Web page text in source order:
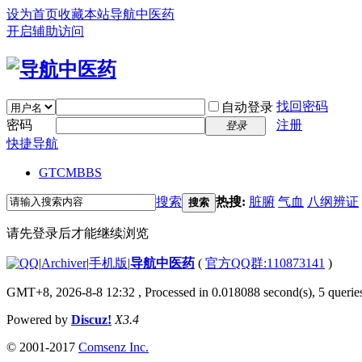
设为首页收藏本站导航中医药
开启辅助访问
自动登录 找回密码
密码
登录
注册
快捷导航
GTCMBBS
搜索 搜索 热搜: 脏腑 气血 八纲辨证
请先登录后才能继续浏览
|Archiver|手机版|导航中医药 ( 官方QQ群:110873141 )
GMT+8, 2026-8-8 12:32 , Processed in 0.018088 second(s), 5
Powered by Discuz! X3.4
© 2001-2017 Comsenz Inc.